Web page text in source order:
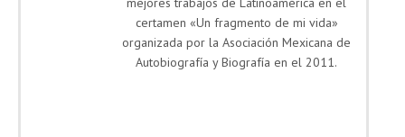
certamen «Un fragmento de mi vida»
organizada por la Asociación Mexicana de
Autobiografía y Biografía en el 2011.